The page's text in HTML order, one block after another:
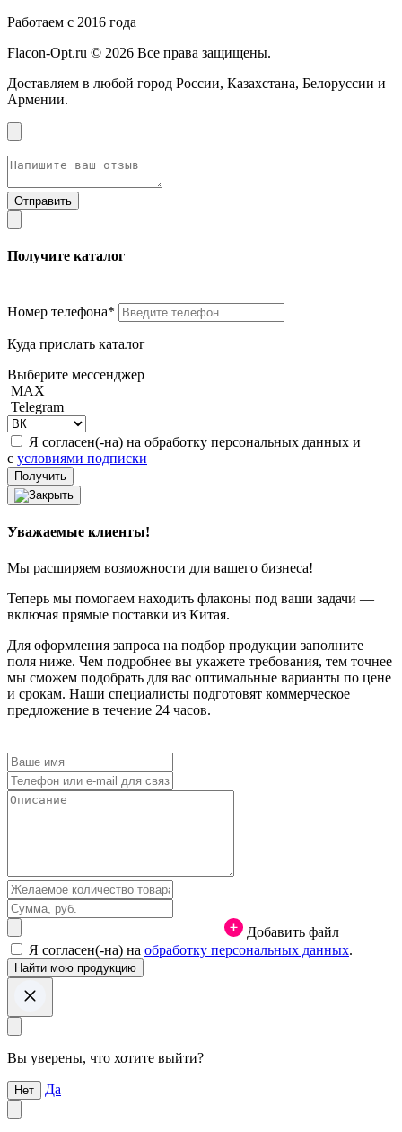
Работаем с 2016 года
Flacon-Opt.ru © 2026 Все права защищены.
Доставляем в любой город России, Казахстана, Белоруссии и
Армении.
Получите каталог
Номер телефона*
Куда прислать каталог
Выберите мессенджер
MAX
Telegram
Я согласен(-на) на обработку персональных данных и
с условиями подписки
Уважаемые клиенты!
Мы расширяем возможности для вашего бизнеса!
Теперь мы помогаем находить флаконы под ваши задачи —
включая прямые поставки из Китая.
Для оформления запроса на подбор продукции заполните
поля ниже. Чем подробнее вы укажете требования, тем точнее
мы сможем подобрать для вас оптимальные варианты по цене
и срокам. Наши специалисты подготовят коммерческое
предложение в течение 24 часов.
Добавить файл
Я согласен(-на) на обработку персональных данных.
Вы уверены, что хотите выйти?
Нет Да